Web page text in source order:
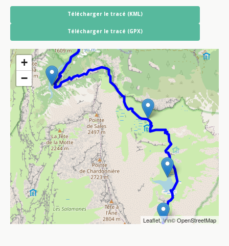
Télécharger le tracé (KML)
Télécharger le tracé (GPX)
+
−
Leaflet, \r\n©OpenStreetMap